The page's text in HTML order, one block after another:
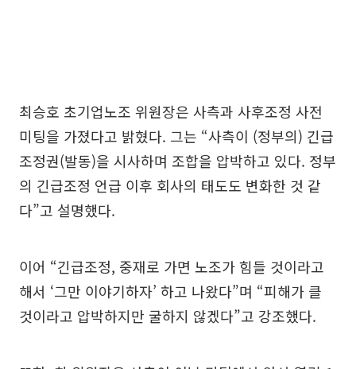
최승호 초기업노조 위원장은 사측과 사후조정 사전
미팅을 가졌다고 밝혔다. 그는 “사측이 (정부의) 긴급
조정권(발동)을 시사하며 조합을 압박하고 있다. 정부
의 긴급조정 언급 이후 회사의 태도도 변화한 것 같
다”고 설명했다.
이어 “긴급조정, 중재로 가면 노조가 힘들 것이라고
해서 ‘그만 이야기하자’ 하고 나왔다”며 “피해가 클
것이라고 압박하지만 굴하지 않겠다”고 강조했다.